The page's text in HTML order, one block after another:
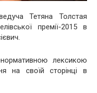
Тетяна Толстая
премії-2015 в
лексикою
на своїй сторінці в